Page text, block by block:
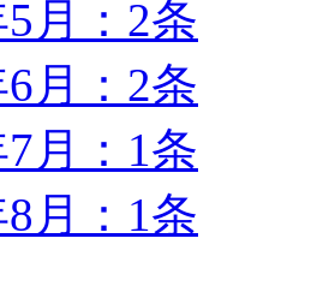
月：2条
月：2条
月：1条
月：1条